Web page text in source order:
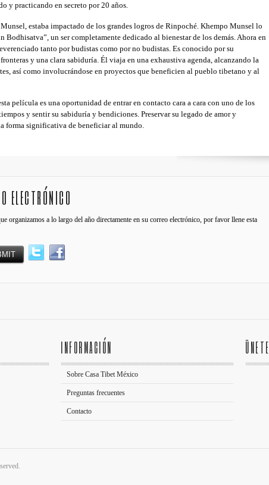
y practicando en secreto por 20 años.
estaba impactado de los grandes logros de Rinpoché. Khempo Munsel lo
Bodhisatva”, un ser completamente dedicado al bienestar de los demás. Ahora en
tanto por budistas como por no budistas. Es conocido por su
y una clara sabiduría. Él viaja en una exhaustiva agenda, alcanzando la
así como involucrándose en proyectos que beneficien al pueblo tibetano y al
película es una oportunidad de entrar en contacto cara a cara con uno de los
y sentir su sabiduría y bendiciones. Preservar su legado de amor y
forma significativa de beneficiar al mundo.
electrónico
organizamos a lo largo del año directamente en su correo electrónico, por favor llene esta
INFORMACIÓN
Sobre Casa Tibet México
Preguntas frecuentes
Contacto
ÜNETE